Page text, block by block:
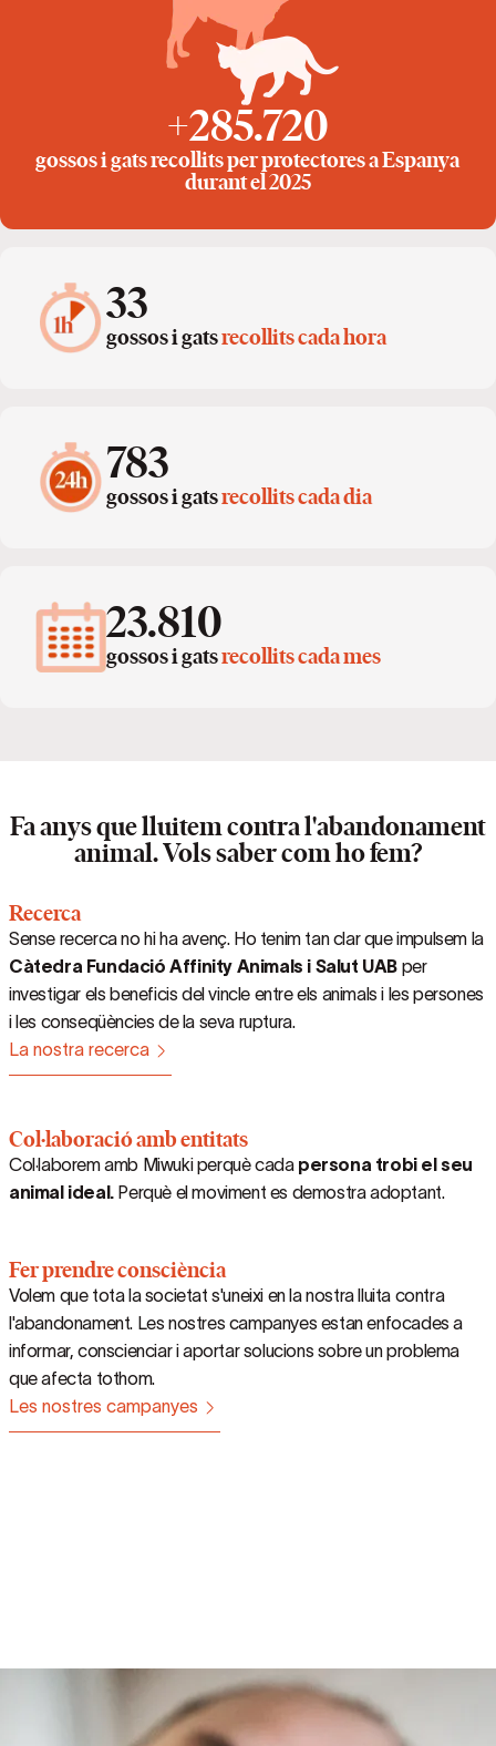
+285.720
gossos i gats recollits per protectores a Espanya
durant el 2025
33
gossos i gatsrecollits cada hora
783
gossos i gatsrecollits cada dia
23.810
gossos i gatsrecollits cada mes
Fa anys que lluitem contra l'abandonament
animal. Vols saber com ho fem?
Recerca
Sense recerca no hi ha avenç. Ho tenim tan clar que impulsem la
Càtedra Fundació Affinity Animals i Salut UAB per
investigar els beneficis del vincle entre els animals i les persones
i les conseqüències de la seva ruptura.
La nostra recerca
Col·laboració amb entitats
Col·laborem amb Miwuki perquè cada persona trobi el seu
animal ideal.Perquè el moviment es demostra adoptant.
Fer prendre consciència
Volem que tota la societat s'uneixi en la nostra lluita contra
l'abandonament. Les nostres campanyes estan enfocades a
informar, conscienciar i aportar solucions sobre un problema
que afecta tothom.
Les nostres campanyes